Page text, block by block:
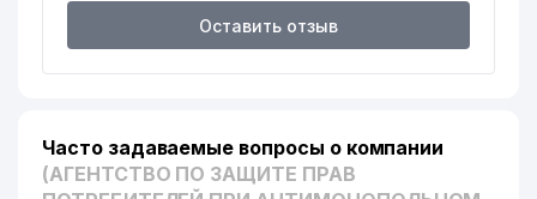
НОТАРИАЛЬНАЯ КОНТОРА №3
21 TOSHKENT ТЕЛЕКАНАЛ
Оставить отзыв
Часто задаваемые вопросы о компании
(АГЕНТСТВО ПО ЗАЩИТЕ ПРАВ